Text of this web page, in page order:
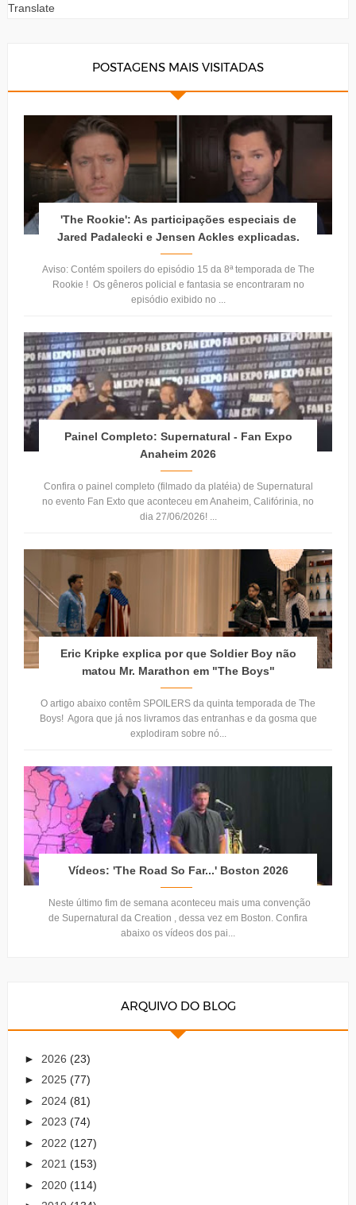
Translate
POSTAGENS MAIS VISITADAS
'The Rookie': As participações especiais de
Jared Padalecki e Jensen Ackles explicadas.
Aviso: Contém spoilers do episódio 15 da 8ª temporada de The
Rookie ! Os gêneros policial e fantasia se encontraram no
episódio exibido no ...
Painel Completo: Supernatural - Fan Expo
Anaheim 2026
Confira o painel completo (filmado da platéia) de Supernatural
no evento Fan Exto que aconteceu em Anaheim, Califórinia, no
dia 27/06/2026! ...
Eric Kripke explica por que Soldier Boy não
matou Mr. Marathon em "The Boys"
O artigo abaixo contêm SPOILERS da quinta temporada de The
Boys! Agora que já nos livramos das entranhas e da gosma que
explodiram sobre nó...
Vídeos: 'The Road So Far...' Boston 2026
Neste último fim de semana aconteceu mais uma convenção
de Supernatural da Creation , dessa vez em Boston. Confira
abaixo os vídeos dos pai...
ARQUIVO DO BLOG
► 2026 (23)
► 2025 (77)
► 2024 (81)
► 2023 (74)
► 2022 (127)
► 2021 (153)
► 2020 (114)